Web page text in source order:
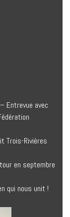
Entrevue avec
Trois-Rivières
en septembre
qui nous unit !